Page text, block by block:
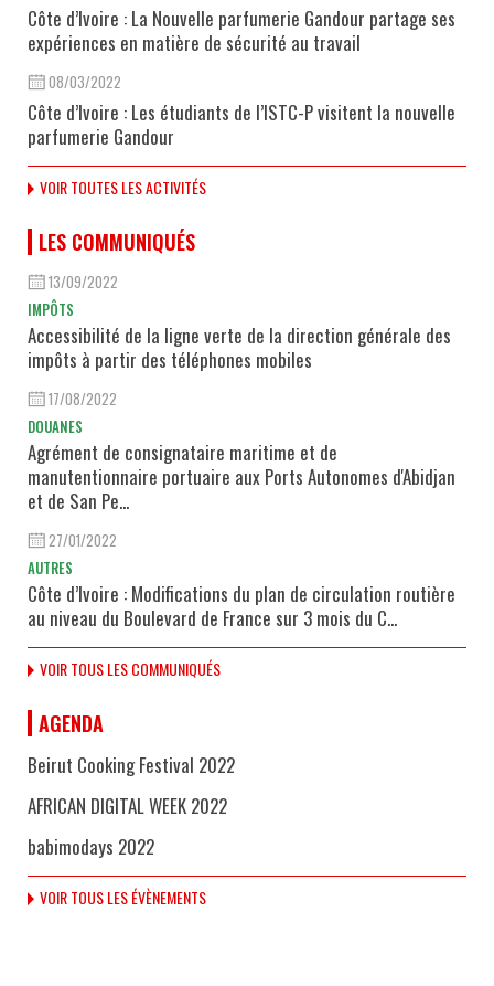
Côte d’Ivoire : La Nouvelle parfumerie Gandour partage ses
expériences en matière de sécurité au travail
08/03/2022
Côte d’Ivoire : Les étudiants de l’ISTC-P visitent la nouvelle
parfumerie Gandour
VOIR TOUTES LES ACTIVITÉS
LES COMMUNIQUÉS
13/09/2022
IMPÔTS
Accessibilité de la ligne verte de la direction générale des
impôts à partir des téléphones mobiles
17/08/2022
DOUANES
Agrément de consignataire maritime et de
manutentionnaire portuaire aux Ports Autonomes d'Abidjan
et de San Pe...
27/01/2022
AUTRES
Côte d’Ivoire : Modifications du plan de circulation routière
au niveau du Boulevard de France sur 3 mois du C...
VOIR TOUS LES COMMUNIQUÉS
AGENDA
Beirut Cooking Festival 2022
AFRICAN DIGITAL WEEK 2022
babimodays 2022
VOIR TOUS LES ÉVÈNEMENTS